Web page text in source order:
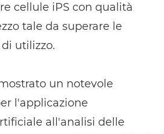
cellule iPS con qualità
tale da superare le
utilizzo.
un notevole
l'applicazione
all'analisi delle